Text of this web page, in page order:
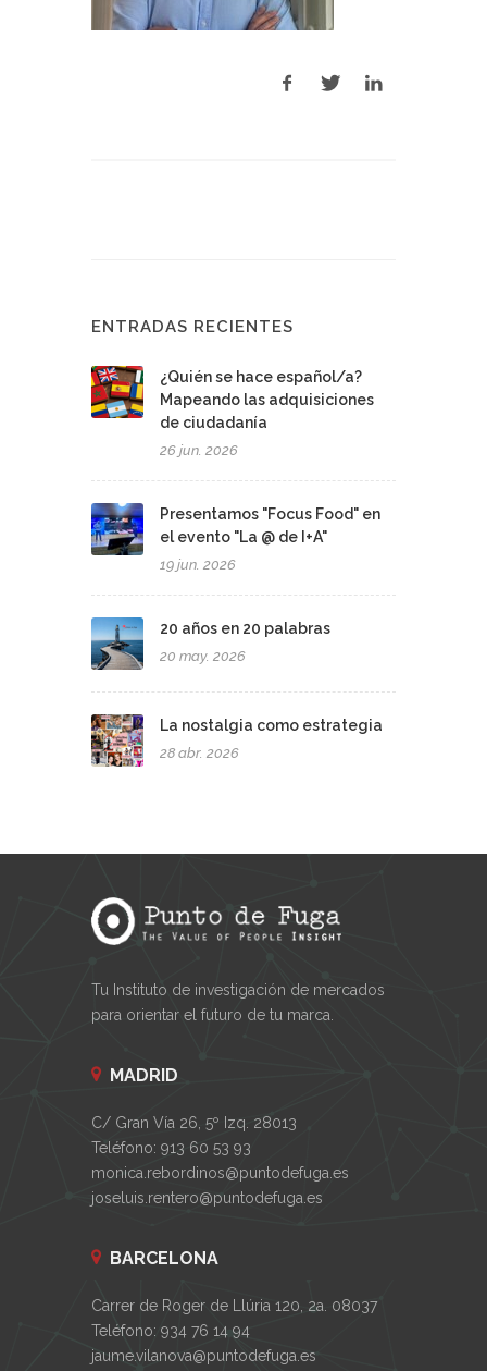
ENTRADAS RECIENTES
¿Quién se hace español/a?
Mapeando las adquisiciones
de ciudadanía
26 jun. 2026
Presentamos "Focus Food" en
el evento "La @ de I+A"
19 jun. 2026
20 años en 20 palabras
20 may. 2026
La nostalgia como estrategia
28 abr. 2026
Tu Instituto de investigación de mercados
para orientar el futuro de tu marca.
MADRID
C/ Gran Vía 26, 5º Izq. 28013
Teléfono: 913 60 53 93
monica.rebordinos@puntodefuga.es
joseluis.rentero@puntodefuga.es
BARCELONA
Carrer de Roger de Llúria 120, 2a. 08037
Teléfono: 934 76 14 94
jaume.vilanova@puntodefuga.es